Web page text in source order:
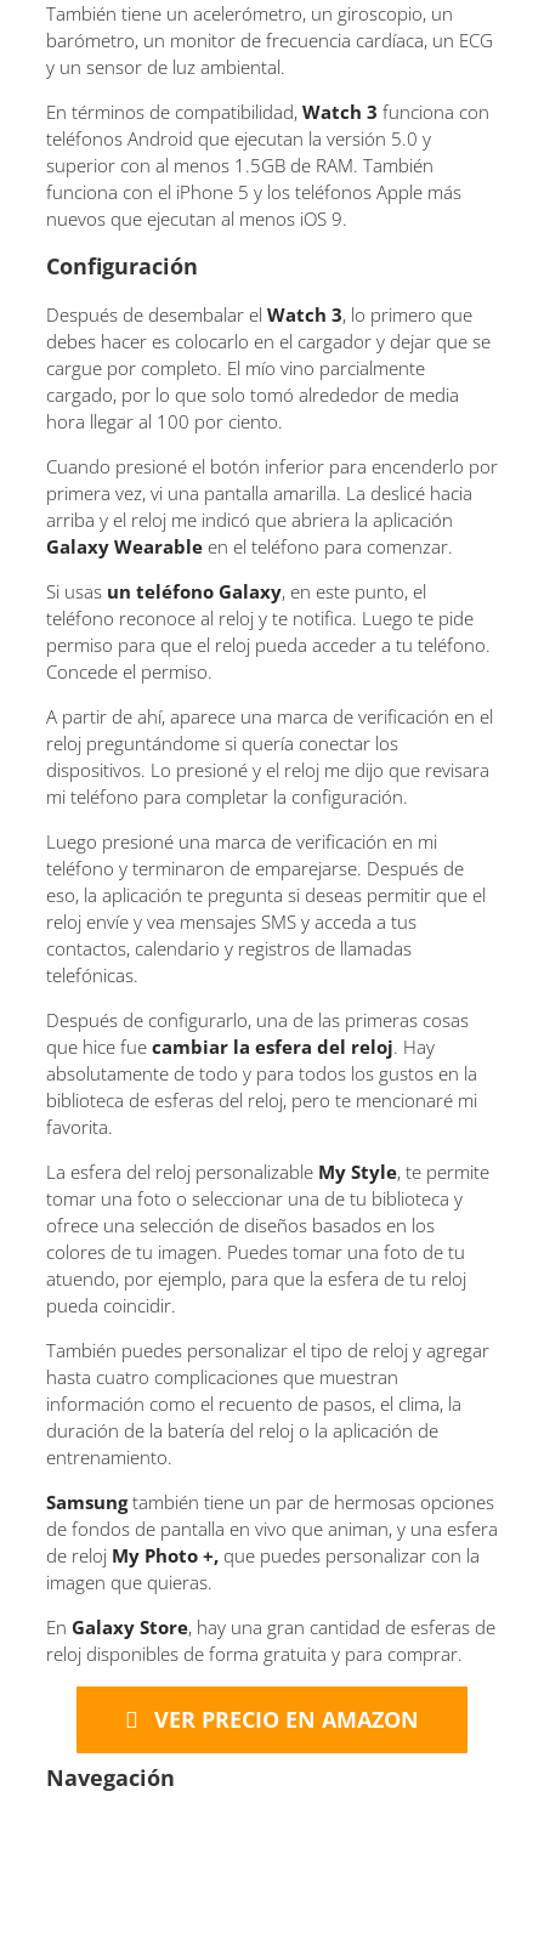
También tiene un acelerómetro, un giroscopio, un
barómetro, un monitor de frecuencia cardíaca, un ECG
y un sensor de luz ambiental.
En términos de compatibilidad, Watch 3 funciona con
teléfonos Android que ejecutan la versión 5.0 y
superior con al menos 1.5GB de RAM. También
funciona con el iPhone 5 y los teléfonos Apple más
nuevos que ejecutan al menos iOS 9.
Configuración
Después de desembalar el Watch 3, lo primero que
debes hacer es colocarlo en el cargador y dejar que se
cargue por completo. El mío vino parcialmente
cargado, por lo que solo tomó alrededor de media
hora llegar al 100 por ciento.
Cuando presioné el botón inferior para encenderlo por
primera vez, vi una pantalla amarilla. La deslicé hacia
arriba y el reloj me indicó que abriera la aplicación
Galaxy Wearable en el teléfono para comenzar.
Si usas un teléfono Galaxy, en este punto, el
teléfono reconoce al reloj y te notifica. Luego te pide
permiso para que el reloj pueda acceder a tu teléfono.
Concede el permiso.
A partir de ahí, aparece una marca de verificación en el
reloj preguntándome si quería conectar los
dispositivos. Lo presioné y el reloj me dijo que revisara
mi teléfono para completar la configuración.
Luego presioné una marca de verificación en mi
teléfono y terminaron de emparejarse. Después de
eso, la aplicación te pregunta si deseas permitir que el
reloj envíe y vea mensajes SMS y acceda a tus
contactos, calendario y registros de llamadas
telefónicas.
Después de configurarlo, una de las primeras cosas
que hice fue cambiar la esfera del reloj. Hay
absolutamente de todo y para todos los gustos en la
biblioteca de esferas del reloj, pero te mencionaré mi
favorita.
La esfera del reloj personalizable My Style, te permite
tomar una foto o seleccionar una de tu biblioteca y
ofrece una selección de diseños basados en los
colores de tu imagen. Puedes tomar una foto de tu
atuendo, por ejemplo, para que la esfera de tu reloj
pueda coincidir.
También puedes personalizar el tipo de reloj y agregar
hasta cuatro complicaciones que muestran
información como el recuento de pasos, el clima, la
duración de la batería del reloj o la aplicación de
entrenamiento.
Samsungtambién tiene un par de hermosas opciones
de fondos de pantalla en vivo que animan, y una esfera
de reloj My Photo +, que puedes personalizar con la
imagen que quieras.
En Galaxy Store, hay una gran cantidad de esferas de
reloj disponibles de forma gratuita y para comprar.
VER PRECIO EN AMAZON
Navegación